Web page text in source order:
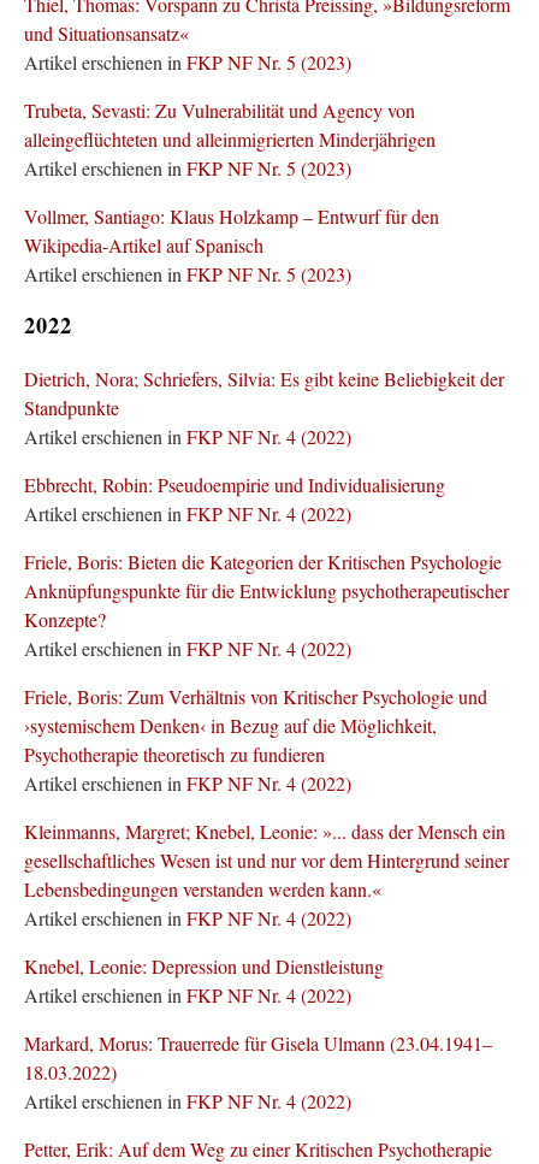
und Situationsansatz«
Artikel erschienen in FKP NF Nr. 5 (2023)
Trubeta, Sevasti: Zu Vulnerabilität und Agency von
alleingeflüchteten und alleinmigrierten Minderjährigen
Artikel erschienen in FKP NF Nr. 5 (2023)
Vollmer, Santiago: Klaus Holzkamp – Entwurf für den
Wikipedia-Artikel auf Spanisch
Artikel erschienen in FKP NF Nr. 5 (2023)
2022
Dietrich, Nora; Schriefers, Silvia: Es gibt keine Beliebigkeit der
Standpunkte
Artikel erschienen in FKP NF Nr. 4 (2022)
Ebbrecht, Robin: Pseudoempirie und Individualisierung
Artikel erschienen in FKP NF Nr. 4 (2022)
Friele, Boris: Bieten die Kategorien der Kritischen Psychologie
Anknüpfungspunkte für die Entwicklung psychotherapeutischer
Konzepte?
Artikel erschienen in FKP NF Nr. 4 (2022)
Friele, Boris: Zum Verhältnis von Kritischer Psychologie und
›systemischem Denken‹ in Bezug auf die Möglichkeit,
Psychotherapie theoretisch zu fundieren
Artikel erschienen in FKP NF Nr. 4 (2022)
Kleinmanns, Margret; Knebel, Leonie: »... dass der Mensch ein
gesellschaftliches Wesen ist und nur vor dem Hintergrund seiner
Lebensbedingungen verstanden werden kann.«
Artikel erschienen in FKP NF Nr. 4 (2022)
Knebel, Leonie: Depression und Dienstleistung
Artikel erschienen in FKP NF Nr. 4 (2022)
Markard, Morus: Trauerrede für Gisela Ulmann (23.04.1941–
18.03.2022)
Artikel erschienen in FKP NF Nr. 4 (2022)
Petter, Erik: Auf dem Weg zu einer Kritischen Psychotherapie